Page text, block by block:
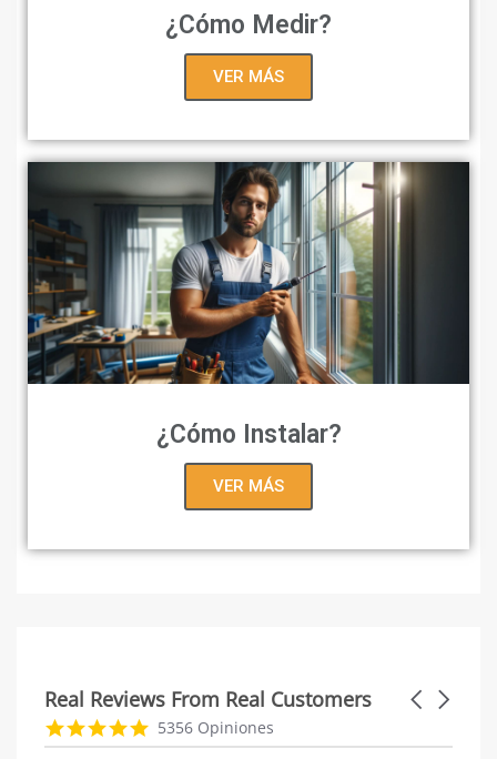
¿Cómo Medir?
VER MÁS
¿Cómo Instalar?
VER MÁS
Real Reviews From Real Customers
Reviews
carousel
Carousel
4.8
star
5356 Opiniones